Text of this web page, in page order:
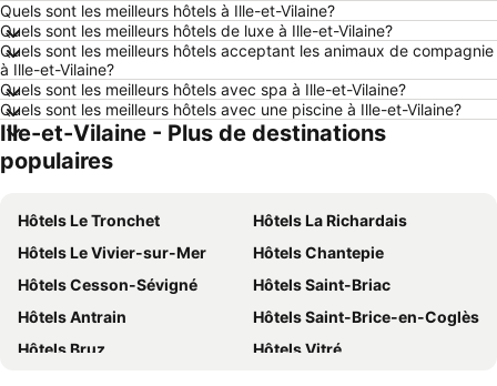
Hôtels Dunkerque
Hôtels Málaga
Hôtels Maastricht
Hôtels La Haye
Hôtels Boulogne-sur-Mer
Hôtels Luxembourg
Hôtels Espagne
Hôtels Ténérife
Hôtels France
Hôtels Ibiza
Hôtels Pays-Bas
Hôtels Lac de Garde
Hôtels Crète
Hôtels Île de Rhodes
Hôtels Malte
Hôtels Costa Brava
Hôtels Bretagne
Hôtels Grèce
Hôtels Côte néerlandaise
Hôtels Turquie
Quels sont les meilleurs hôtels à Ille-et-Vilaine?
Quels sont les meilleurs hôtels de luxe à Ille-et-Vilaine?
Quels sont les meilleurs hôtels acceptant les animaux de compagnie
à Ille-et-Vilaine?
Quels sont les meilleurs hôtels avec spa à Ille-et-Vilaine?
Quels sont les meilleurs hôtels avec une piscine à Ille-et-Vilaine?
Ille-et-Vilaine - Plus de destinations
populaires
Hôtels Le Tronchet
Hôtels La Richardais
Hôtels Le Vivier-sur-Mer
Hôtels Chantepie
Hôtels Cesson-Sévigné
Hôtels Saint-Briac
Hôtels Antrain
Hôtels Saint-Brice-en-Coglès
Hôtels Bruz
Hôtels Vitré